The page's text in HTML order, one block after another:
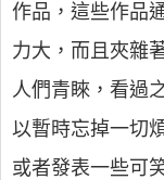
作品，這些作品
力大，而且夾雜
人們青睞，看過
以暫時忘掉一切
或者發表一些可